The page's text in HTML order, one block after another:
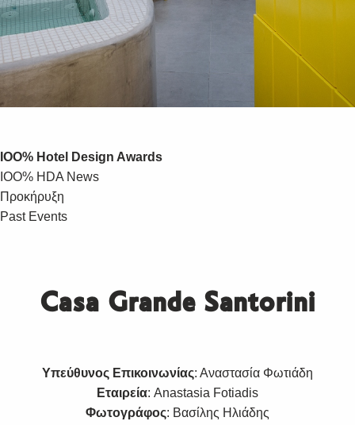
IOO% Hotel Design Awards
IOO% HDA News
Προκήρυξη
Past Events
Casa Grande Santorini
Υπεύθυνος Επικοινωνίας: Αναστασία Φωτιάδη
Εταιρεία: Anastasia Fotiadis
Φωτογράφος: Βασίλης Ηλιάδης